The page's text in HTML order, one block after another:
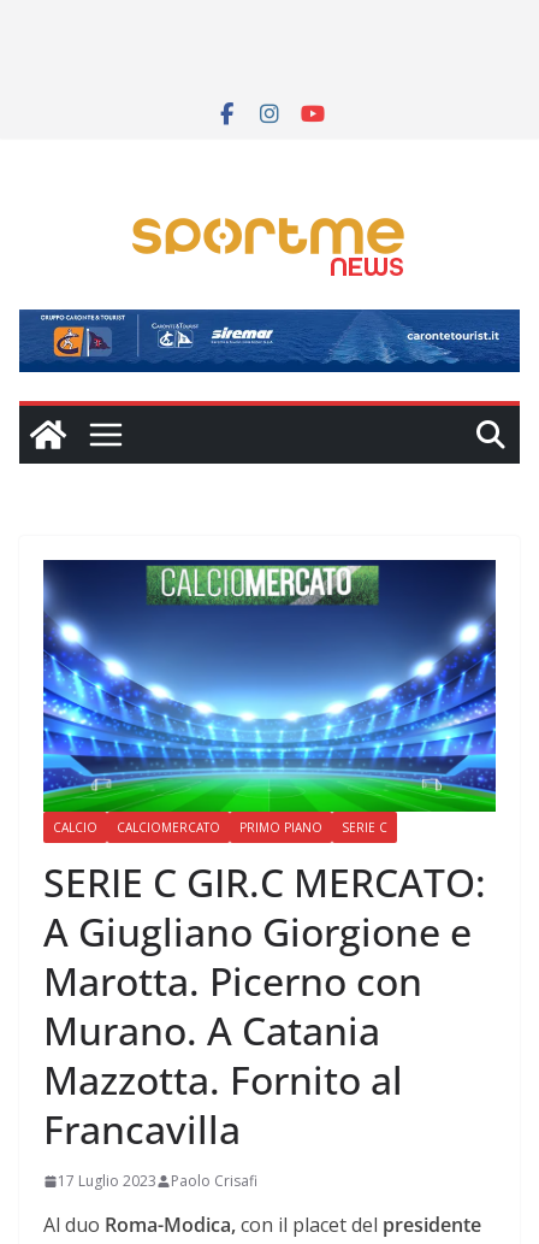
CALCIO CALCIOMERCATO PRIMO PIANO SERIE C
SERIE C GIR.C MERCATO:
A Giugliano Giorgione e
Marotta. Picerno con
Murano. A Catania
Mazzotta. Fornito al
Francavilla
17 Luglio 2023 Paolo Crisafi
Al duo Roma-Modica,con il placet del presidente